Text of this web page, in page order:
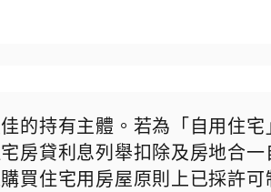
的持有主體。若為「自用住
房貸利息列舉扣除及房地合
買住宅用房屋原則上已採許